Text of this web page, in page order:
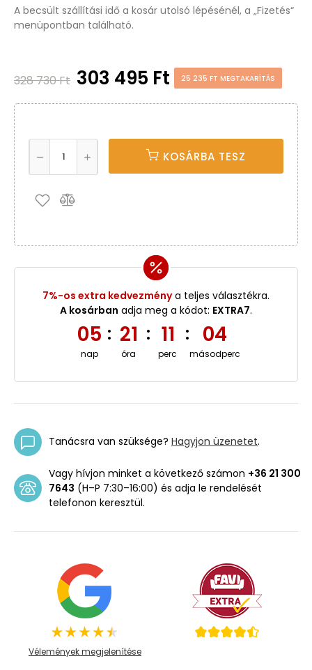
A becsült szállítási idő a kosár utolsó lépésénél, a „Fizetés“
menüpontban található.
328 730 Ft 303 495 Ft 25 235 FT MEGTAKARÍTÁS
KOSÁRBA TESZ
7%-os extra kedvezménya teljes választékra.
A kosárban adja meg a kódot: EXTRA7.
05
nap
: 21
óra
: 11
perc
: 03
másodperc
Tanácsra van szüksége? Hagyjon üzenetet.
Vagy hívjon minket a következő számon +36 21 300
7643 (H–P 7:30–16:00) és adja le rendelését
telefonon keresztül.
Vélemények megjelenítése